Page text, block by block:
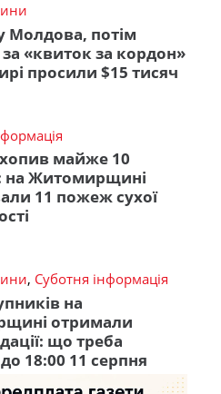
Молдова, потім
«квиток за кордон»
просили $15 тисяч
майже 10
на Житомирщині
11 пожеж сухої
, Суботня інформація
на
отримали
що треба
18:00 11 серпня